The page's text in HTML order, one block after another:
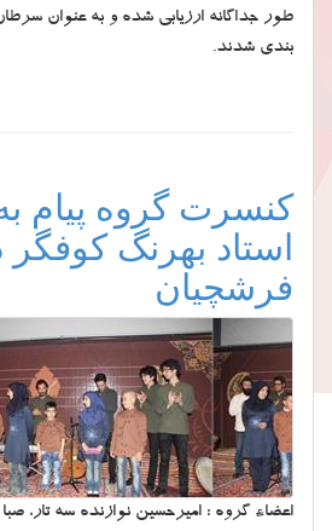
طور جداگانه ارزیابی شده و به عنوان
بندی شدند.
کنسرت گروه پیام
استاد بهرنگ کوفگر
فرشچیان
اعضاء گروه : امیرحسین نوازنده سه تار، صبا